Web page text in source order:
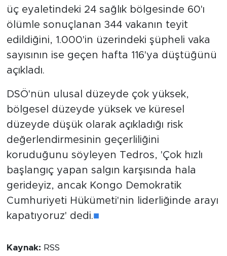
üç eyaletindeki 24 sağlık bölgesinde 60'ı
ölümle sonuçlanan 344 vakanın teyit
edildiğini, 1.000'in üzerindeki şüpheli vaka
sayısının ise geçen hafta 116'ya düştüğünü
açıkladı.
DSÖ'nün ulusal düzeyde çok yüksek,
bölgesel düzeyde yüksek ve küresel
düzeyde düşük olarak açıkladığı risk
değerlendirmesinin geçerliliğini
koruduğunu söyleyen Tedros, 'Çok hızlı
başlangıç yapan salgın karşısında hala
gerideyiz, ancak Kongo Demokratik
Cumhuriyeti Hükümeti'nin liderliğinde arayı
kapatıyoruz' dedi.■
Kaynak: RSS